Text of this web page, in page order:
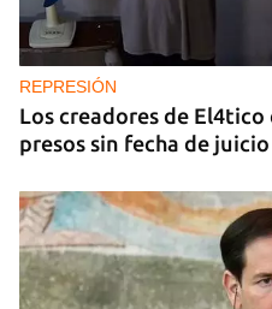
REPRESIÓN
Los creadores de El4tico
presos sin fecha de juicio